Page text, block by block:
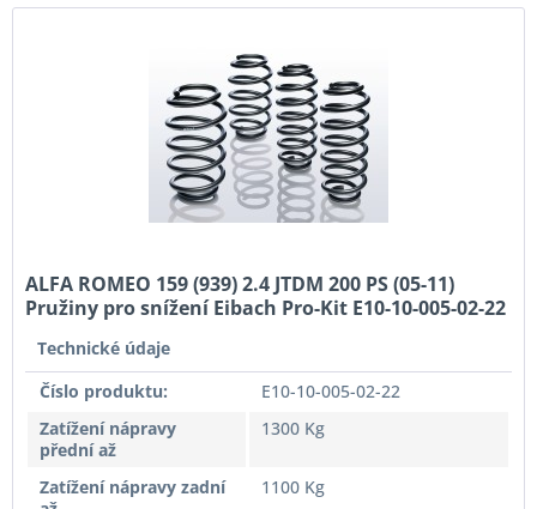
ALFA ROMEO 159 (939) 2.4 JTDM 200 PS (05-11)
Pružiny pro snížení Eibach Pro-Kit E10-10-005-02-22
Technické údaje
Číslo produktu:
E10-10-005-02-22
Zatížení nápravy
přední až
1300 Kg
Zatížení nápravy zadní
1100 Kg